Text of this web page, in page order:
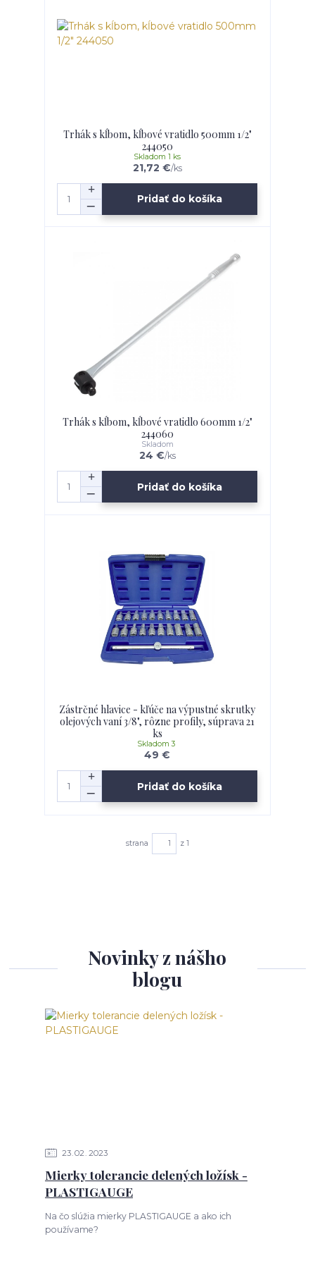
Trhák s kĺbom, kĺbové vratidlo 500mm 1/2"
244050
21,72 €/ks
Skladom 1 ks
Pridať do košíka
Trhák s kĺbom, kĺbové vratidlo 600mm 1/2"
244060
24 €/ks
Skladom
Pridať do košíka
Zástrčné hlavice - kľúče na výpustné skrutky
olejových vaní 3/8", rôzne profily, súprava 21
ks
49 €
Skladom 3
Pridať do košíka
strana z 1
Novinky z nášho
blogu
23 02 2023
Mierky tolerancie delených ložísk -
PLASTIGAUGE
Na čo slúžia mierky PLASTIGAUGE a ako ich
používame?